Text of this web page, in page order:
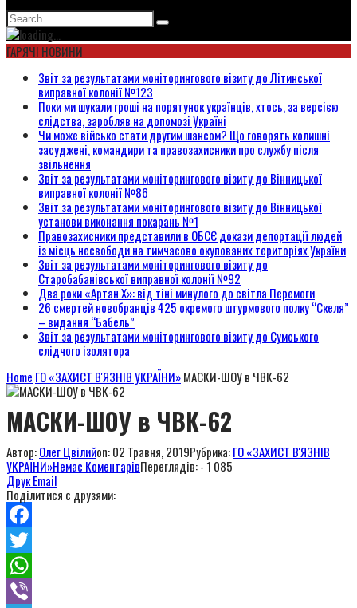
ГАРЯЧІ НОВИНИ
Звіт за результатами моніторингового візиту до Літинської
виправної колонії №123
Поки ми шукали гроші на порятунок українців, хтось, за версією
слідства, заробляв на допомозі Україні
Чи може військо стати другим шансом? Що говорять колишні
засуджені, командири та правозахисники про службу після
звільнення
Звіт за результатами моніторингового візиту до Вінницької
виправної колонії №86
Звіт за результатами моніторингового візиту до Вінницької
установи виконання покарань №1
Правозахисники представили в ОБСЄ докази депортації людей
із місць несвободи на тимчасово окупованих територіях України
Звіт за результатами моніторингового візиту до
Старобабанівської виправної колонії №92
Два роки «Артан Х»: від тіні минулого до світла Перемоги
26 смертей новобранців 425 окремого штурмового полку “Скеля”
– видання “Бабель”
Звіт за результатами моніторингового візиту до Сумського
слідчого ізолятора
Home ГО «ЗАХИСТ В'ЯЗНІВ УКРАЇНИ»МАСКИ-ШОУ в ЧВК-62
МАСКИ-ШОУ в ЧВК-62
Автор:Олег Цвілийon:02 Травня, 2019Рубрика:ГО «ЗАХИСТ В'ЯЗНІВ
УКРАЇНИ»Немає КоментарівПереглядів: - 1 085
ДрукEmail
Поділитися с друзями:
Facebook
Twitter
WhatsApp